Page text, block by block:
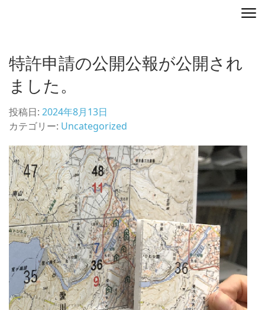
ツ
キ
ッ
プ
(Enter
を
押
す)
特許申請の公開公報が公開され
ました。
投稿日: 2024年8月13日
カテゴリー: Uncategorized